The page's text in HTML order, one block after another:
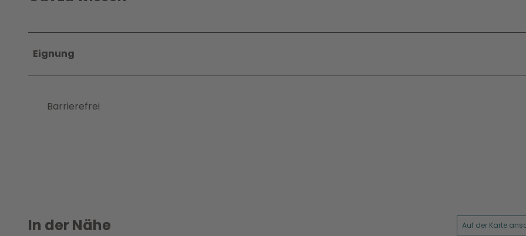
Eignung
Barrierefrei
In der Nähe Auf der Karte